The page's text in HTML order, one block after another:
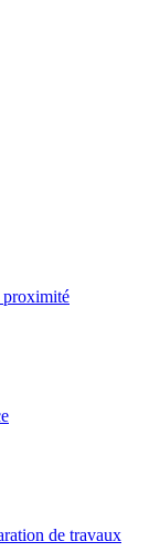
proximité
de travaux